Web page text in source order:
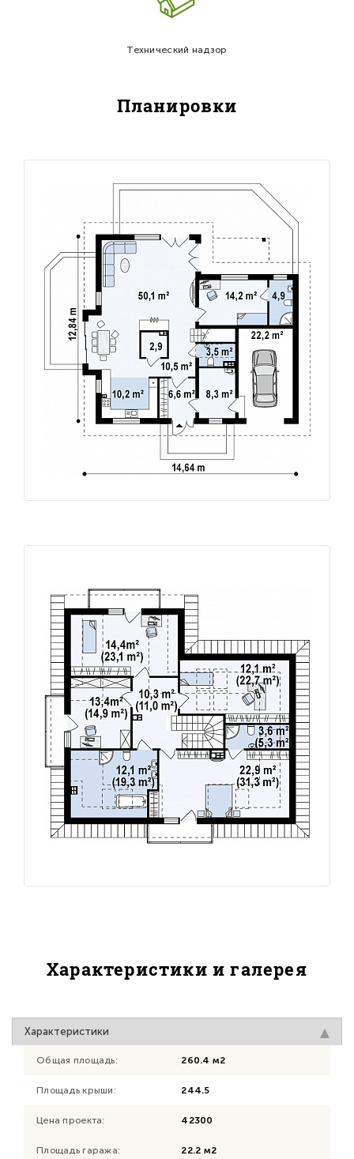
Технический надзор
Планировки
Характеристики и галерея
Характеристики
Общая площадь: 260.4 м2
Площадь крыши: 244.5
Цена проекта: 42300
Площадь гаража: 22.2 м2